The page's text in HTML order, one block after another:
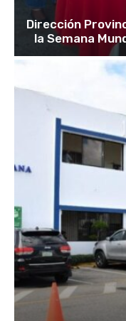
Dirección
la Semana